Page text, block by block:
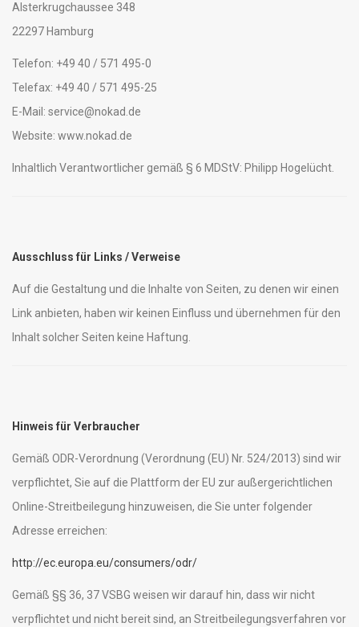
Alsterkrugchaussee 348
22297 Hamburg
Telefon: +49 40 / 571 495-0
Telefax: +49 40 / 571 495-25
E-Mail: service@nokad.de
Website: www.nokad.de
Inhaltlich Verantwortlicher gemäß § 6 MDStV: Philipp Hogelücht.
Ausschluss für Links / Verweise
Auf die Gestaltung und die Inhalte von Seiten, zu denen wir einen
Link anbieten, haben wir keinen Einfluss und übernehmen für den
Inhalt solcher Seiten keine Haftung.
Hinweis für Verbraucher
Gemäß ODR-Verordnung (Verordnung (EU) Nr. 524/2013) sind wir
verpflichtet, Sie auf die Plattform der EU zur außergerichtlichen
Online-Streitbeilegung hinzuweisen, die Sie unter folgender
Adresse erreichen:
http://ec.europa.eu/consumers/odr/
Gemäß §§ 36, 37 VSBG weisen wir darauf hin, dass wir nicht
verpflichtet und nicht bereit sind, an Streitbeilegungsverfahren vor